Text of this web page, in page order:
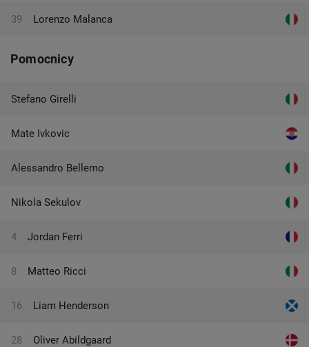
39 Lorenzo Malanca
Pomocnicy
Stefano Girelli
Mate Ivkovic
Alessandro Bellemo
Nikola Sekulov
4 Jordan Ferri
8 Matteo Ricci
16 Liam Henderson
28 Oliver Abildgaard